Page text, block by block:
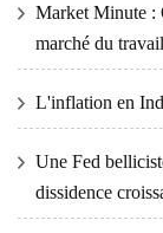
Market Minute :
marché du
L'inflation en
Une Fed
dissidence